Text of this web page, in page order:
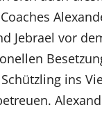
Jebrael vor
ins